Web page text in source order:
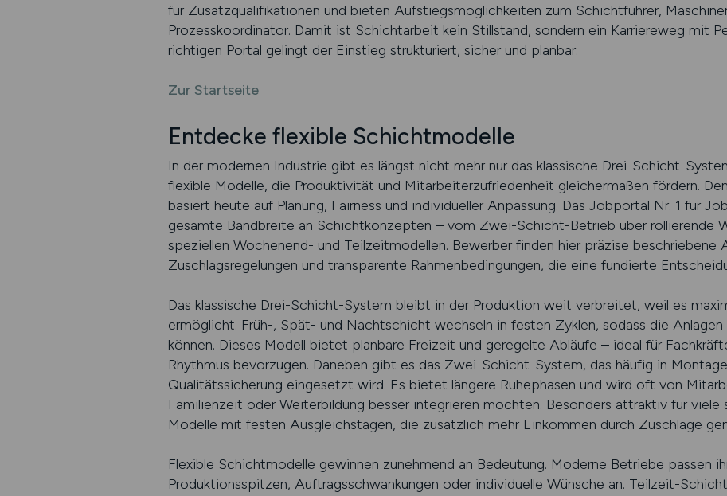
für Zusatzqualifikationen und bieten Aufstiegsmöglichkeiten zum Schichtführer,
Prozesskoordinator. Damit ist Schichtarbeit kein Stillstand, sondern ein Karriereweg mit
richtigen Portal gelingt der Einstieg strukturiert, sicher und planbar.
Zur Startseite
Entdecke flexible Schichtmodelle
In der modernen Industrie gibt es längst nicht mehr nur das klassische Drei-Schicht-
flexible Modelle, die Produktivität und Mitarbeiterzufriedenheit gleichermaßen fördern.
basiert heute auf Planung, Fairness und individueller Anpassung. Das Jobportal Nr. 1 für
gesamte Bandbreite an Schichtkonzepten – vom Zwei-Schicht-Betrieb über rollierende
speziellen Wochenend- und Teilzeitmodellen. Bewerber finden hier präzise beschriebene
Zuschlagsregelungen und transparente Rahmenbedingungen, die eine fundierte
Das klassische Drei-Schicht-System bleibt in der Produktion weit verbreitet, weil es
ermöglicht. Früh-, Spät- und Nachtschicht wechseln in festen Zyklen, sodass die
können. Dieses Modell bietet planbare Freizeit und geregelte Abläufe – ideal für
Rhythmus bevorzugen. Daneben gibt es das Zwei-Schicht-System, das häufig in
Qualitätssicherung eingesetzt wird. Es bietet längere Ruhephasen und wird oft von
Familienzeit oder Weiterbildung besser integrieren möchten. Besonders attraktiv für
Modelle mit festen Ausgleichstagen, die zusätzlich mehr Einkommen durch Zuschläge
Flexible Schichtmodelle gewinnen zunehmend an Bedeutung. Moderne Betriebe passen
Produktionsspitzen, Auftragsschwankungen oder individuelle Wünsche an. Teilzeit-